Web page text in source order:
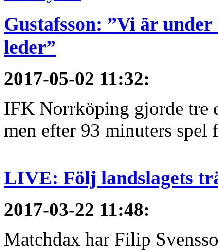
Gustafsson: ”Vi är
leder”
2017-05-02 11:32:
IFK Norrköping gjorde tre
men efter 93 minuters spel
LIVE: Följ landslagets
2017-03-22 11:48:
Matchdax har Filip